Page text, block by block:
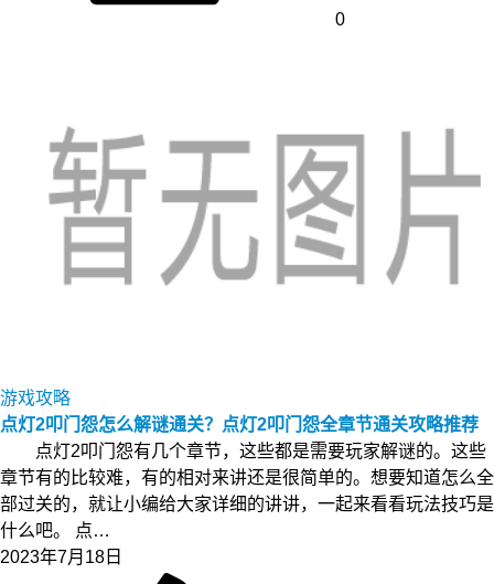
0
游戏攻略
点灯2叩门怨怎么解谜通关？点灯2叩门怨全章节通关攻略推荐
点灯2叩门怨有几个章节，这些都是需要玩家解谜的。这些
章节有的比较难，有的相对来讲还是很简单的。想要知道怎么全
部过关的，就让小编给大家详细的讲讲，一起来看看玩法技巧是
什么吧。 点…
2023年7月18日